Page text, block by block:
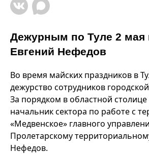
Дежурным по Туле 2 мая
Евгений Нефедов
Во время майских праздников в
дежурство сотрудников
За порядком в областной
начальник сектора по работе с
«Медвенское» главного
Пролетарскому
Нефедов.